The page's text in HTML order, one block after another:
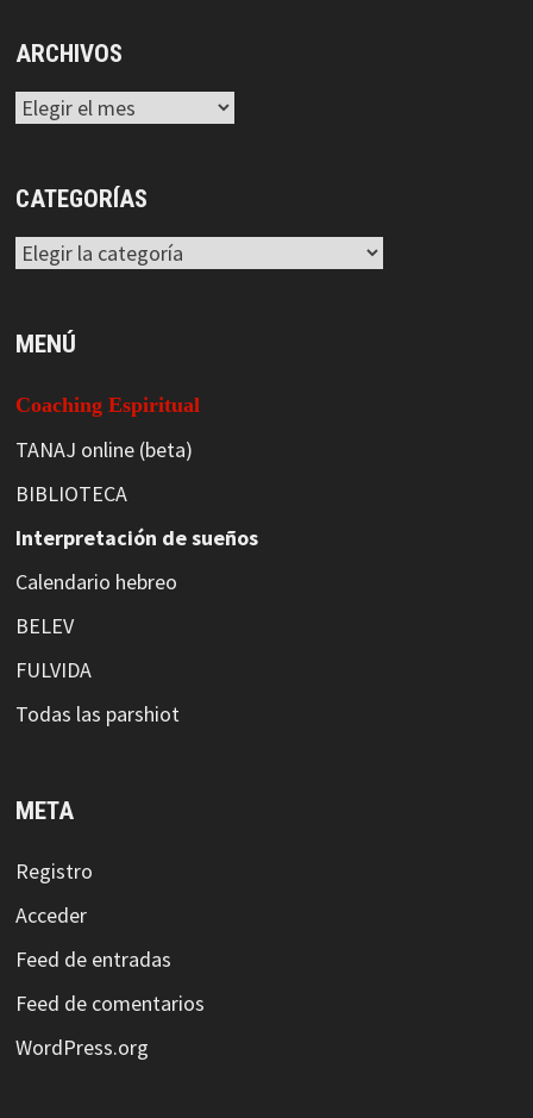
ARCHIVOS
Archivos
CATEGORÍAS
Categorías
MENÚ
Coaching Espiritual
TANAJ online (beta)
BIBLIOTECA
Interpretación de sueños
Calendario hebreo
BELEV
FULVIDA
Todas las parshiot
META
Registro
Acceder
Feed de entradas
Feed de comentarios
WordPress.org